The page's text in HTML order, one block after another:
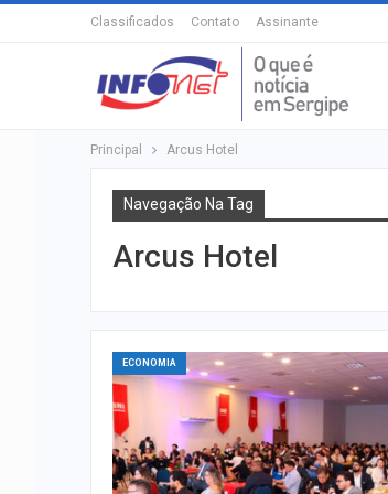
Classificados Contato Assinante
Principal Arcus Hotel
Navegação Na Tag
Arcus Hotel
ECONOMIA